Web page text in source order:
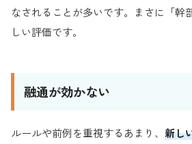
なされることが多いです。まさに「幹
しい評価です。
融通が効かない
ルールや前例を重視するあまり、 新し